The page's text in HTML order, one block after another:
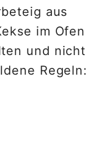
aus
im Ofen
und nicht
Regeln: